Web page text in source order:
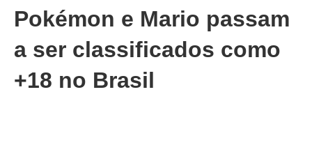
Pokémon e Mario passam
a ser classificados como
+18 no Brasil